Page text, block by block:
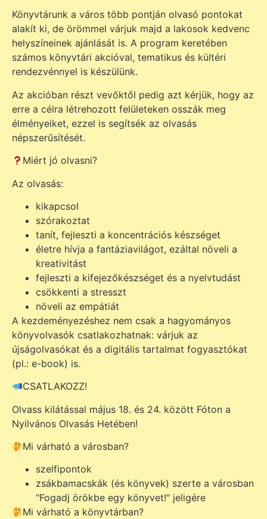
Könyvtárunk a város több pontján olvasó pontokat
alakít ki, de örömmel várjuk majd a lakosok kedvenc
helyszíneinek ajánlását is. A program keretében
számos könyvtári akcióval, tematikus és kültéri
rendezvénnyel is készülünk.
Az akcióban részt vevőktől pedig azt kérjük, hogy az
erre a célra létrehozott felületeken osszák meg
élményeiket, ezzel is segítsék az olvasás
népszerűsítését.
Miért jó olvasni?
Az olvasás:
kikapcsol
szórakoztat
tanít, fejleszti a koncentrációs készséget
életre hívja a fantáziavilágot, ezáltal növeli a
kreativitást
fejleszti a kifejezőkészséget és a nyelvtudást
csökkenti a stresszt
növeli az empátiát
A kezdeményezéshez nem csak a hagyományos
könyvolvasók csatlakozhatnak: várjuk az
újságolvasókat és a digitális tartalmat fogyasztókat
(pl.: e-book) is.
CSATLAKOZZ!
Olvass kilátással május 18. és 24. között Fóton a
Nyilvános Olvasás Hetében!
Mi várható a városban?
szelfipontok
zsákbamacskák (és könyvek) szerte a városban
"Fogadj örökbe egy könyvet!" jeligére
Mi várható a könyvtárban?